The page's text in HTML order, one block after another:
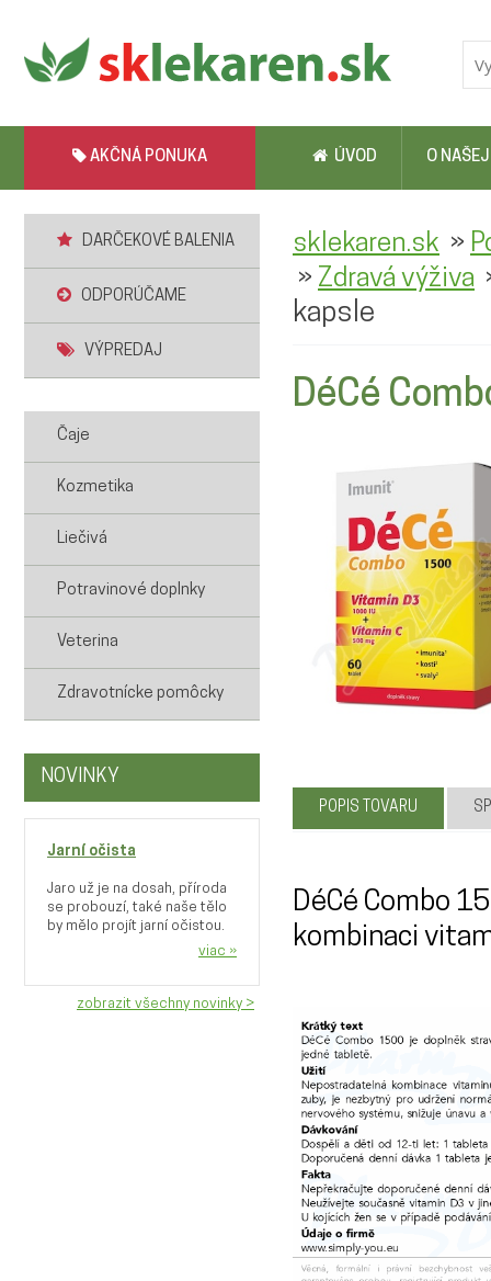
AKČNÁ PONUKA ÚVOD O
DARČEKOVÉ BALENIA
ODPORÚČAME
VÝPREDAJ
Čaje
Kozmetika
Liečivá
Potravinové doplnky
Veterina
Zdravotnícke pomôcky
NOVINKY
Jarní očista
Jaro už je na dosah, příroda
se probouzí, také naše tělo
by mělo projít jarní očistou.
viac »
zobrazit všechny novinky >
sklekaren.sk »
» Zdravá výživa
kapsle
DéCé
POPIS TOVARU
DéCé Combo
kombinaci